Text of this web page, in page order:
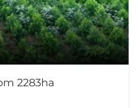
2283ha